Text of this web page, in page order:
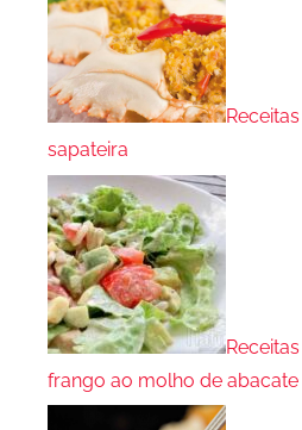
sapateira
frango ao molho de abacate